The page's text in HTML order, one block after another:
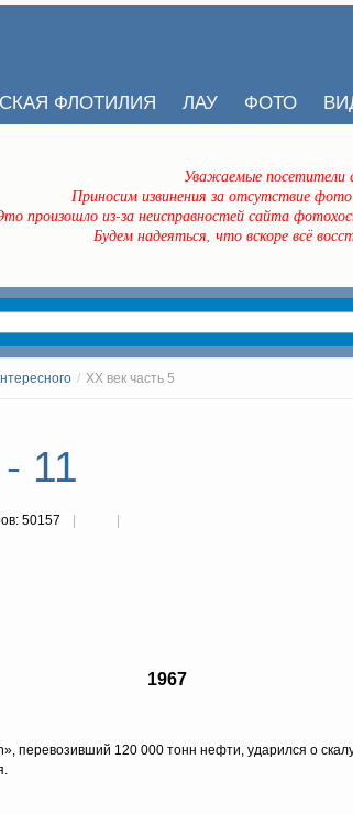
ФЛОТИЛИЯ ЛАУ ФОТО
Уважаемые посетители
Приносим извинения за отсутствие
произошло из-за неисправностей сайта
Будем надеяться, что вскоре всё
/ ХХ век часть 5
11
50157
1967
перевозивший 120 000 тонн нефти, ударился о